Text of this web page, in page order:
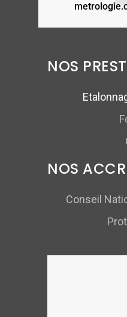
NOS
NOS
Conseil